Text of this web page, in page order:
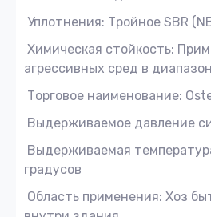
Уплотнения: Тройное SBR
Химическая стойкость:
агрессивных сред в
Торговое наименование:
Выдерживаемое давление
Выдерживаемая
градусов
Область применения: Хоз